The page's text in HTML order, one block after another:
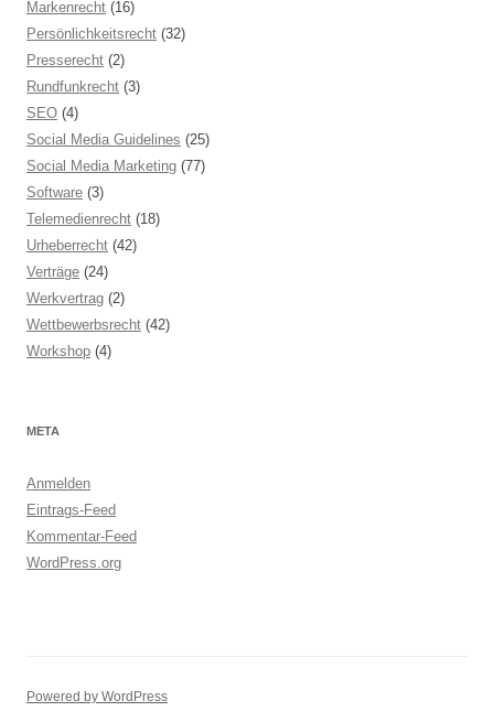
Markenrecht (16)
Persönlichkeitsrecht (32)
Presserecht (2)
Rundfunkrecht (3)
SEO (4)
Social Media Guidelines (25)
Social Media Marketing (77)
Software (3)
Telemedienrecht (18)
Urheberrecht (42)
Verträge (24)
Werkvertrag (2)
Wettbewerbsrecht (42)
Workshop (4)
META
Anmelden
Eintrags-Feed
Kommentar-Feed
WordPress.org
Powered by WordPress